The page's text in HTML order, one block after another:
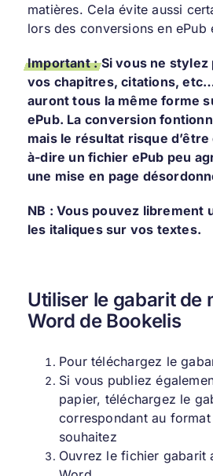
matières. Cela évite aussi
lors des conversions en ePub
Important :Si vous ne stylez
vos chapitres, citations,
auront tous la même forme
ePub. La conversion
mais le résultat risque
à-dire un fichier ePub peu
une mise en page
NB : Vous pouvez librement
les italiques sur vos textes.
Utiliser le gabarit de
Word de Bookelis
Pour téléchargez le
Si vous publiez
papier, téléchargez le
correspondant au
souhaitez
Ouvrez le fichier gabarit